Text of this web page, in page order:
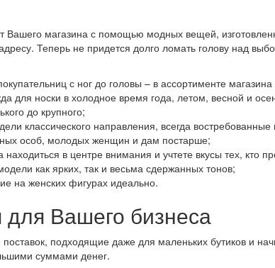
Вашего магазина с помощью модных вещей,
Теперь не придется долго ломать голову над
с ног до головы – в ассортименте
для носки в холодное время года, летом, весной и
до крупного;
классического направления, всегда востребованные
особ, молодых женщин и дам постарше;
в центре внимания и учтете вкусы тех, кто
как ярких, так и весьма сдержанных тонов;
на женских фигурах идеально.
Вашего бизнеса
подходящие даже для маленьких бутиков и
суммами денег.